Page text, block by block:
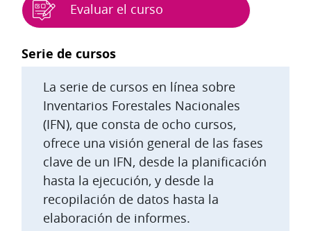
Evaluar el curso
Bloques
Serie de cursos
La serie de cursos en línea sobre
Inventarios Forestales Nacionales
(IFN), que consta de ocho cursos,
ofrece una visión general de las fases
clave de un IFN, desde la planificación
hasta la ejecución, y desde la
recopilación de datos hasta la
elaboración de informes.